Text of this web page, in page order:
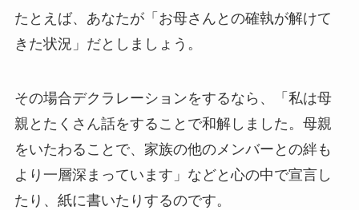
たとえば、あなたが「お母さんとの確執が解けて
きた状況」だとしましょう。
その場合デクラレーションをするなら、「私は母
親とたくさん話をすることで和解しました。母親
をいたわることで、家族の他のメンバーとの絆も
より一層深まっています」などと心の中で宣言し
たり、紙に書いたりするのです。